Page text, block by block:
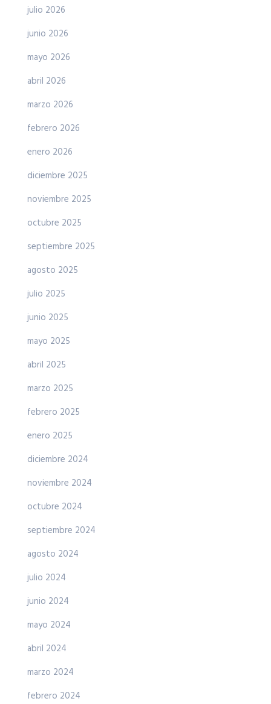
julio 2026
junio 2026
mayo 2026
abril 2026
marzo 2026
febrero 2026
enero 2026
diciembre 2025
noviembre 2025
octubre 2025
septiembre 2025
agosto 2025
julio 2025
junio 2025
mayo 2025
abril 2025
marzo 2025
febrero 2025
enero 2025
diciembre 2024
noviembre 2024
octubre 2024
septiembre 2024
agosto 2024
julio 2024
junio 2024
mayo 2024
abril 2024
marzo 2024
febrero 2024